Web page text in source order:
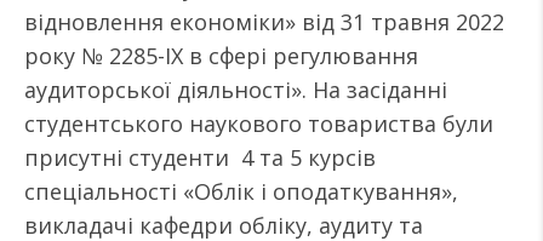
відновлення економіки» від 31 травня 2022
року № 2285-IX в сфері регулювання
аудиторської діяльності». На засіданні
студентського наукового товариства були
присутні студенти 4 та 5 курсів
спеціальності «Облік і оподаткування»,
викладачі кафедри обліку, аудиту та